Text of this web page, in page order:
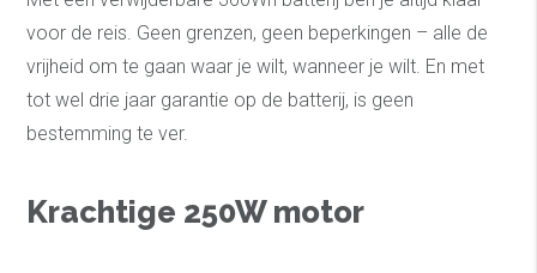
voor de reis. Geen grenzen, geen beperkingen – alle de
vrijheid om te gaan waar je wilt, wanneer je wilt. En met
tot wel drie jaar garantie op de batterij, is geen
bestemming te ver.
Krachtige 250W motor